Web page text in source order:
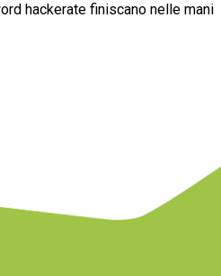
hackerate finiscano nelle mani